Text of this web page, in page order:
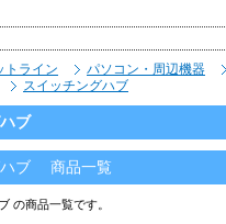
トライン パソコン・周辺機器
スイッチングハブ
ブ
ハブ 商品一覧
の商品一覧です。